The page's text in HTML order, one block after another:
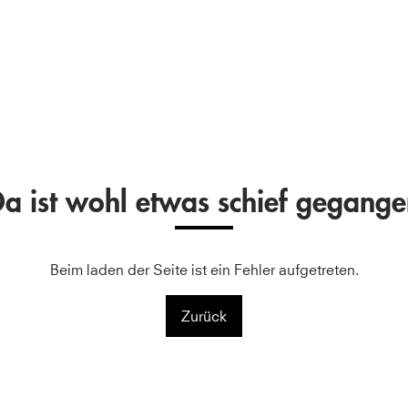
ist wohl etwas schief
Beim laden der Seite ist ein Fehler aufgetreten.
Zurück